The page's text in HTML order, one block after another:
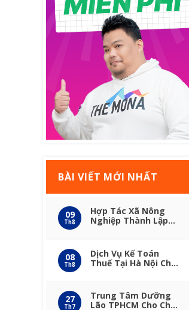
BÀI VIẾT MỚI NHẤT
09
Th8
Hợp Tác Xã Nông
Nghiệp Thành Lập
08
Th8
Dịch Vụ Kế Toán
Thuế Tại Hà Nội Cho
27
Th7
Trung Tâm Dưỡng
Lão TPHCM Cho Cha